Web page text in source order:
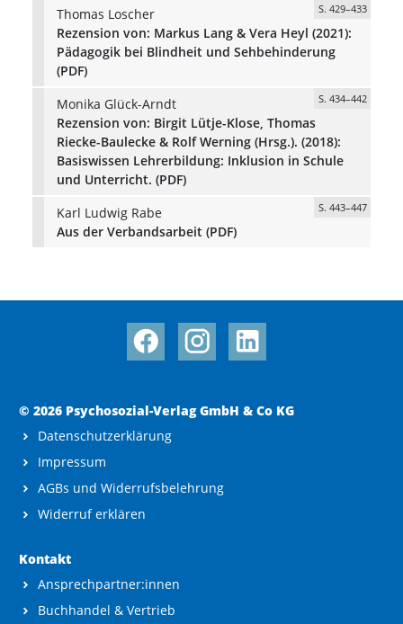
Thomas Loscher
S. 429–433
Rezension von: Markus Lang & Vera Heyl (2021):
Pädagogik bei Blindheit und Sehbehinderung
(PDF)
Monika Glück-Arndt
S. 434–442
Rezension von: Birgit Lütje-Klose, Thomas
Riecke-Baulecke & Rolf Werning (Hrsg.). (2018):
Basiswissen Lehrerbildung: Inklusion in Schule
und Unterricht. (PDF)
Karl Ludwig Rabe
S. 443–447
Aus der Verbandsarbeit (PDF)
© 2026 Psychosozial-Verlag GmbH & Co KG
Datenschutzerklärung
Impressum
AGBs und Widerrufsbelehrung
Widerruf erklären
Kontakt
Ansprechpartner:innen
Buchhandel & Vertrieb